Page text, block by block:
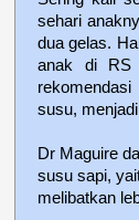
sehari
dua gelas.
anak di RS
susu,
Dr Maguire
susu sapi,
melibatkan